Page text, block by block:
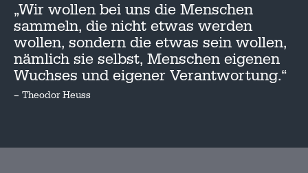
„Wir wollen bei uns die Menschen
sammeln, die nicht etwas werden
wollen, sondern die etwas sein wollen,
nämlich sie selbst, Menschen eigenen
Wuchses und eigener Verantwortung.“
– Theodor Heuss